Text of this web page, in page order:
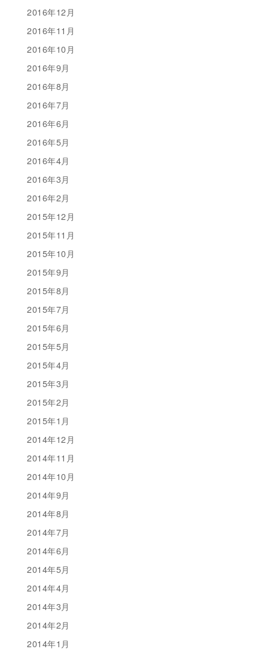
2016年12月
2016年11月
2016年10月
2016年9月
2016年8月
2016年7月
2016年6月
2016年5月
2016年4月
2016年3月
2016年2月
2015年12月
2015年11月
2015年10月
2015年9月
2015年8月
2015年7月
2015年6月
2015年5月
2015年4月
2015年3月
2015年2月
2015年1月
2014年12月
2014年11月
2014年10月
2014年9月
2014年8月
2014年7月
2014年6月
2014年5月
2014年4月
2014年3月
2014年2月
2014年1月